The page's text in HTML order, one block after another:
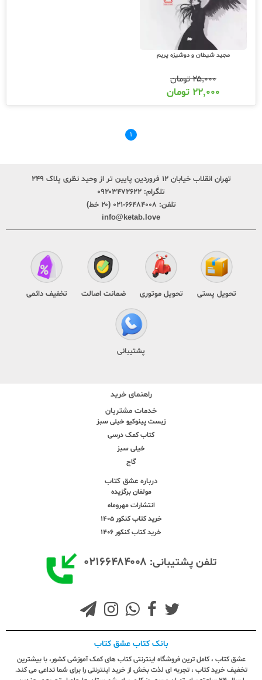
مجید شیطان و دوشیزه پریم
۲۵,۰۰۰تومان
۲۲,۰۰۰ تومان
۱
تهران انقلاب خیابان ۱۲ فروردین پایین تر از وحید نظری پلاک ۲۴۹
تلگرام: ۰۹۲۰۳۴۷۲۶۲۲
تلفن: ۶۶۴۸۴۰۰۸-۰۲۱ (۲۰ خط)
info@ketab.love
تحویل پستی تحویل موتوری ضمانت اصالت تخفیف دائمی
پشتیبانی
راهنمای خرید
خدمات مشتریان
زیست پینوکیو خیلی سبز
کتاب کمک درسی
خیلی سبز
گاج
درباره عشق کتاب
مولفان برگزیده
انتشارات مهروماه
خرید کتاب کنکور 1405
خرید کتاب کنکور 1406
تلفن پشتیبانی: ۰۲۱۶۶۴۸۴۰۰۸
بانک کتاب عشق کتاب
عشق کتاب ، کامل ترین فروشگاه اینترنتی کتاب های کمک آموزشی کشور، با بیشترین
تخفیف خرید کتاب ، تجربه ای لذت بخش از خرید اینترنتی را برای شما تداعی می کند.